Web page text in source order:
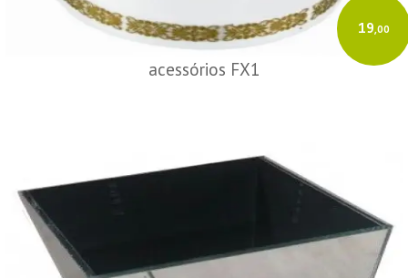
19,00
acessórios FX1